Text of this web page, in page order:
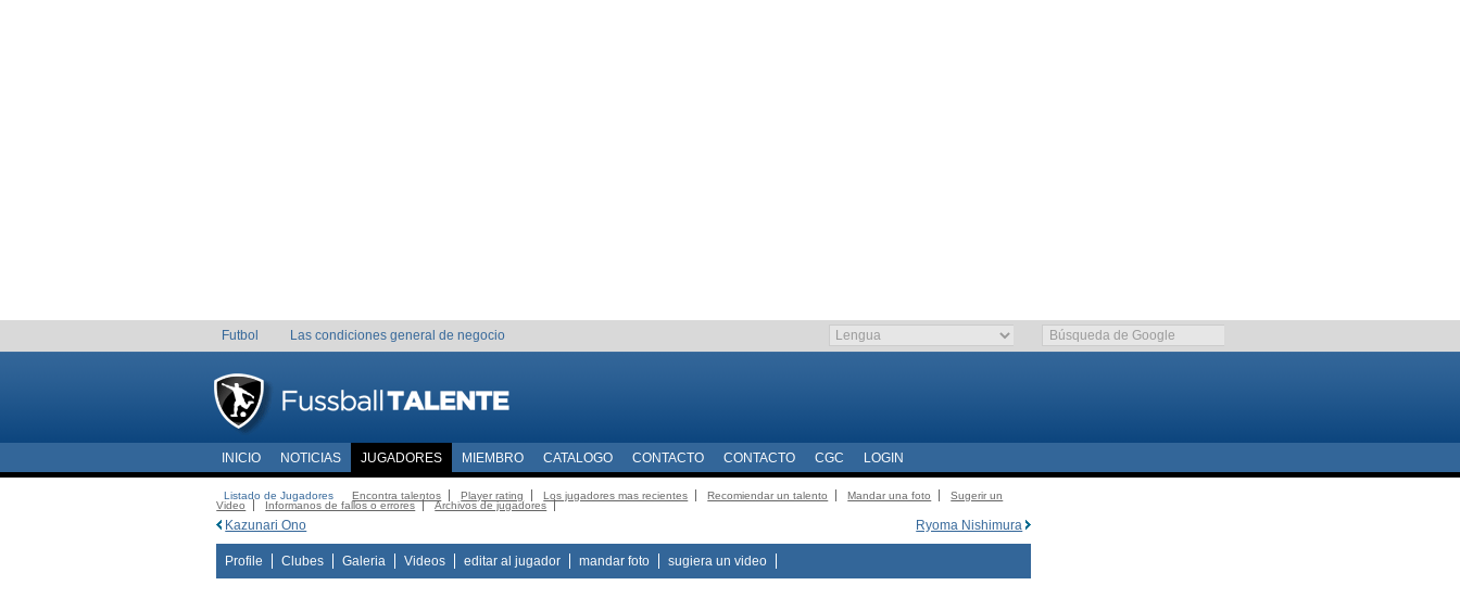
Futbol Las condiciones general de negocio
INICIO NOTICIAS JUGADORES MIEMBRO CATALOGO CONTACTO CONTACTO CGC LOGIN
Listado de Jugadores Encontra talentos Player rating Los jugadores mas recientes Recomiendar un talento Mandar una foto
Sugerir un
Video
Informanos de fallos o errores Archivos de jugadores
Ryoma Nishimura
Kazunari Ono
Profile Clubes Galeria Videos editar al jugador mandar foto sugiera un video